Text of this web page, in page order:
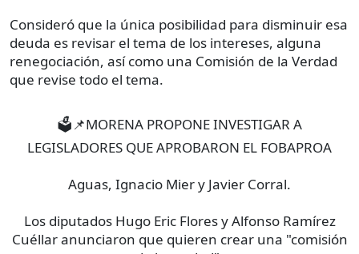
Consideró que la única posibilidad para disminuir esa
deuda es revisar el tema de los intereses, alguna
renegociación, así como una Comisión de la Verdad
que revise todo el tema.
🗳️📌MORENA PROPONE INVESTIGAR A
LEGISLADORES QUE APROBARON EL FOBAPROA
Aguas, Ignacio Mier y Javier Corral.
Los diputados Hugo Eric Flores y Alfonso Ramírez
Cuéllar anunciaron que quieren crear una "comisión